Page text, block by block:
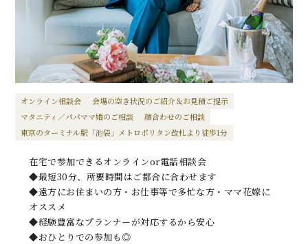
オンライン相談会
会場の空き状況のご紹介＆お見積ご提示
マタニティ／パパママ婚のご相談
顔合わせのご相談
東京のターミナル駅「池袋」メトロポリタン改札より徒歩1分
在宅で参加できるオンラインor電話相談会
◆最短30分、所要時間はご都合に合わせます
◆遠方にお住まいの方・お仕事等で多忙な方・ママ花嫁に
オススメ
◆経験豊富なプランナーが対応するから安心
◆おひとりでの参加も◎